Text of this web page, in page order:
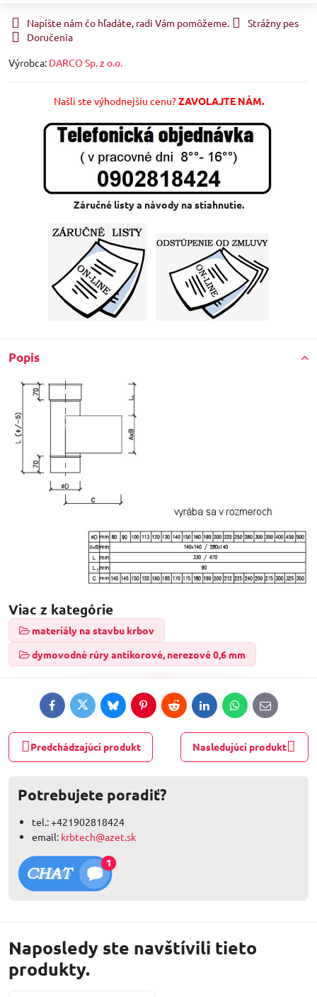
Napíšte nám čo hľadáte, radi Vám pomôžeme.
Strážny pes
Doručenia
Výrobca: DARCO Sp. z o.o.
Našli ste výhodnejšiu cenu?ZAVOLAJTE NÁM.
Záručné listy a návody na stiahnutie.
Popis
Viac z kategórie
materiály na stavbu krbov
dymovodné rúry antikorové, nerezové 0,6 mm
FacebookTwitterBlueskyPinterestRedditLinkedInWhatsApp
E-
mail
Predchádzajúci produkt Nasledujúci produkt
Potrebujete poradiť?
tel.: +421902818424
email: krbtech@azet.sk
Naposledy ste navštívili tieto
produkty.